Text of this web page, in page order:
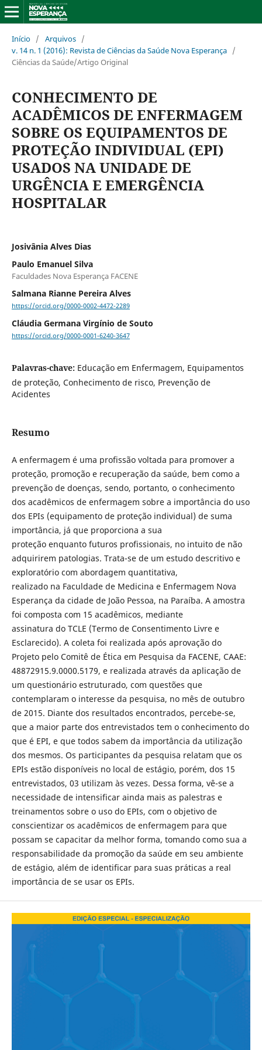
Início / Arquivos /
v. 14 n. 1 (2016): Revista de Ciências da Saúde Nova Esperança /
Ciências da Saúde/Artigo Original
CONHECIMENTO DE
ACADÊMICOS DE ENFERMAGEM
SOBRE OS EQUIPAMENTOS DE
PROTEÇÃO INDIVIDUAL (EPI)
USADOS NA UNIDADE DE
URGÊNCIA E EMERGÊNCIA
HOSPITALAR
Josivânia Alves Dias
Paulo Emanuel Silva
Faculdades Nova Esperança FACENE
Salmana Rianne Pereira Alves
https://orcid.org/0000-0002-4472-2289
Cláudia Germana Virgínio de Souto
https://orcid.org/0000-0001-6240-3647
Palavras-chave: Educação em Enfermagem, Equipamentos
de proteção, Conhecimento de risco, Prevenção de
Acidentes
Resumo
A enfermagem é uma profissão voltada para promover a
proteção, promoção e recuperação da saúde, bem como a
prevenção de doenças, sendo, portanto, o conhecimento
dos acadêmicos de enfermagem sobre a importância do uso
dos EPIs (equipamento de proteção individual) de suma
importância, já que proporciona a sua
proteção enquanto futuros profissionais, no intuito de não
adquirirem patologias. Trata-se de um estudo descritivo e
exploratório com abordagem quantitativa,
realizado na Faculdade de Medicina e Enfermagem Nova
Esperança da cidade de João Pessoa, na Paraíba. A amostra
foi composta com 15 acadêmicos, mediante
assinatura do TCLE (Termo de Consentimento Livre e
Esclarecido). A coleta foi realizada após aprovação do
Projeto pelo Comitê de Ética em Pesquisa da FACENE, CAAE:
48872915.9.0000.5179, e realizada através da aplicação de
um questionário estruturado, com questões que
contemplaram o interesse da pesquisa, no mês de outubro
de 2015. Diante dos resultados encontrados, percebe-se,
que a maior parte dos entrevistados tem o conhecimento do
que é EPI, e que todos sabem da importância da utilização
dos mesmos. Os participantes da pesquisa relatam que os
EPIs estão disponíveis no local de estágio, porém, dos 15
entrevistados, 03 utilizam às vezes. Dessa forma, vê-se a
necessidade de intensificar ainda mais as palestras e
treinamentos sobre o uso do EPIs, com o objetivo de
conscientizar os acadêmicos de enfermagem para que
possam se capacitar da melhor forma, tomando como sua a
responsabilidade da promoção da saúde em seu ambiente
de estágio, além de identificar para suas práticas a real
importância de se usar os EPIs.